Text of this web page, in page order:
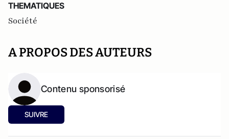
THEMATIQUES
Société
A PROPOS DES AUTEURS
Contenu sponsorisé
SUIVRE